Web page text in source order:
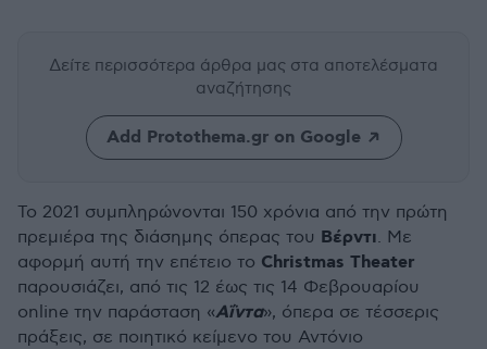
Δείτε περισσότερα άρθρα μας στα αποτελέσματα
αναζήτησης
Add Protothema.gr on Google
Το 2021 συμπληρώνονται 150 χρόνια από την πρώτη
πρεμιέρα της διάσημης όπερας του Βέρντι. Με
αφορμή αυτή την επέτειο το Christmas Theater
παρουσιάζει, από τις 12 έως τις 14 Φεβρουαρίου
online την παράσταση «Αΐντα», όπερα σε τέσσερις
πράξεις, σε ποιητικό κείμενο του Αντόνιο